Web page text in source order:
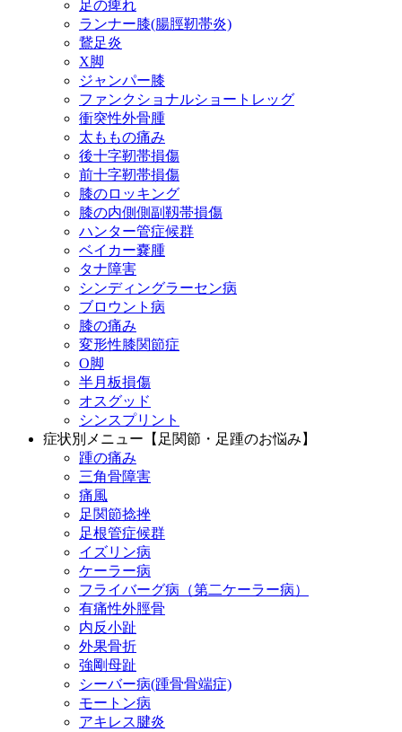
足の痺れ
ランナー膝(腸脛靭帯炎)
鵞足炎
X脚
ジャンパー膝
ファンクショナルショートレッグ
衝突性外骨腫
太ももの痛み
後十字靭帯損傷
前十字靭帯損傷
膝のロッキング
膝の内側側副靱帯損傷
ハンター管症候群
ベイカー嚢腫
タナ障害
シンディングラーセン病
ブロウント病
膝の痛み
変形性膝関節症
O脚
半月板損傷
オスグッド
シンスプリント
症状別メニュー【足関節・足踵のお悩み】
踵の痛み
三角骨障害
痛風
足関節捻挫
足根管症候群
イズリン病
ケーラー病
フライバーグ病（第二ケーラー病）
有痛性外脛骨
内反小趾
外果骨折
強剛母趾
シーバー病(踵骨骨端症)
モートン病
アキレス腱炎